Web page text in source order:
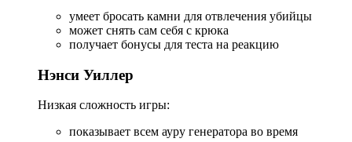
умеет бросать камни для отвлечения убийцы
может снять сам себя с крюка
получает бонусы для теста на реакцию
Нэнси Уиллер
Низкая сложность игры:
показывает всем ауру генератора во время